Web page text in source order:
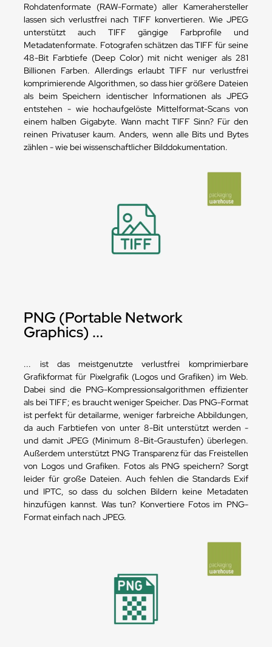
Rohdatenformate (RAW-Formate) aller Kamerahersteller
lassen sich verlustfrei nach TIFF konvertieren. Wie JPEG
unterstützt auch TIFF gängige Farbprofile und
Metadatenformate. Fotografen schätzen das TIFF für seine
48-Bit Farbtiefe (Deep Color) mit nicht weniger als 281
Billionen Farben. Allerdings erlaubt TIFF nur verlustfrei
komprimierende Algorithmen, so dass hier größere Dateien
als beim Speichern identischer Informationen als JPEG
entstehen - wie hochaufgelöste Mittelformat-Scans von
einem halben Gigabyte. Wann macht TIFF Sinn? Für den
reinen Privatuser kaum. Anders, wenn alle Bits und Bytes
zählen - wie bei wissenschaftlicher Bilddokumentation.
PNG (Portable Network
Graphics) ...
... ist das meistgenutzte verlustfrei komprimierbare
Grafikformat für Pixelgrafik (Logos und Grafiken) im Web.
Dabei sind die PNG-Kompressionsalgorithmen effizienter
als bei TIFF; es braucht weniger Speicher. Das PNG-Format
ist perfekt für detailarme, weniger farbreiche Abbildungen,
da auch Farbtiefen von unter 8-Bit unterstützt werden -
und damit JPEG (Minimum 8-Bit-Graustufen) überlegen.
Außerdem unterstützt PNG Transparenz für das Freistellen
von Logos und Grafiken. Fotos als PNG speichern? Sorgt
leider für große Dateien. Auch fehlen die Standards Exif
und IPTC, so dass du solchen Bildern keine Metadaten
hinzufügen kannst. Was tun? Konvertiere Fotos im PNG-
Format einfach nach JPEG.